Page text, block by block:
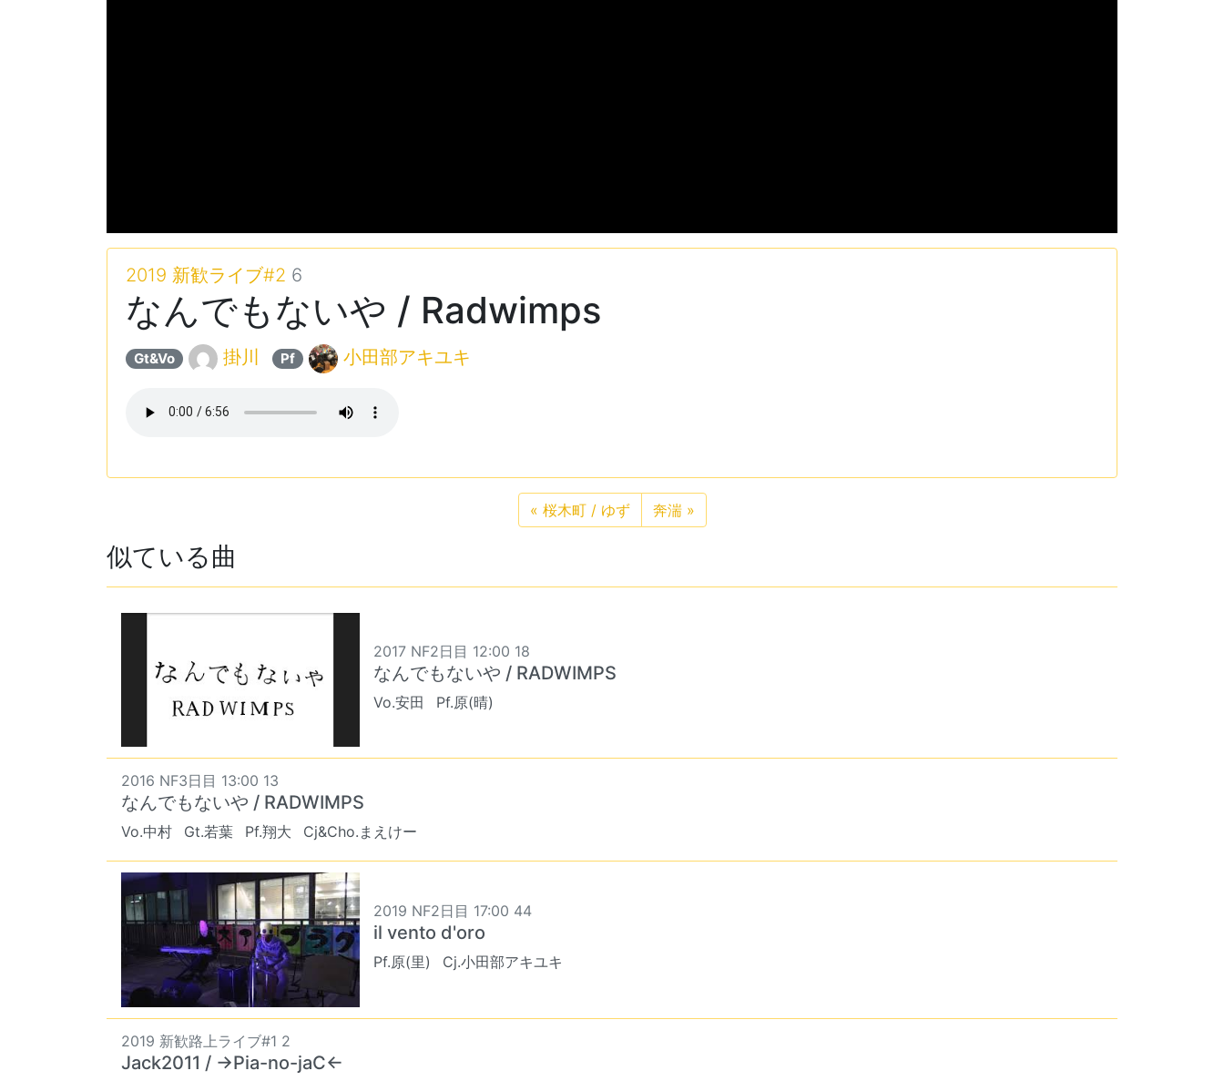
2019 新歓ライブ#2 6
なんでもないや / Radwimps
Gt&Vo 掛川 Pf 小田部アキユキ
« 桜木町 / ゆず 奔湍 »
似ている曲
2017 NF2日目 12:00 18
なんでもないや / RADWIMPS
Vo.安田 Pf.原(晴)
2016 NF3日目 13:00 13
なんでもないや / RADWIMPS
Vo.中村 Gt.若葉 Pf.翔大 Cj&Cho.まえけー
2019 NF2日目 17:00 44
il vento d'oro
Pf.原(里) Cj.小田部アキユキ
2019 新歓路上ライブ#1 2
Jack2011 / →Pia-no-jaC←